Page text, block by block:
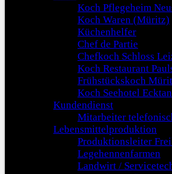
Koch Pflegeheim
Koch Waren (Müritz)
Küchenhelfer
Chef de Partie
Chefkoch Schloss
Koch Restaurant
Frühstückskoch
Koch Seehotel
Kundendienst
Mitarbeiter
Lebensmittelproduktion
Produktionsleiter
Legehennenfarmen
Landwirt /